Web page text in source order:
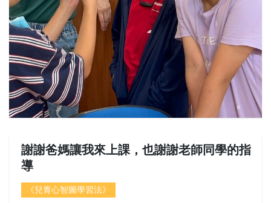
謝謝爸媽讓我來上課，也謝謝老師同學的指
導
《兒青心智圖學習法》